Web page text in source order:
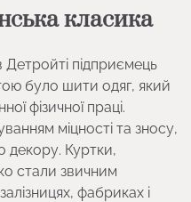
класика
Детройті підприємець
було шити одяг, який
фізичної праці.
міцності та зносу,
декору. Куртки,
стали звичним
фабриках і